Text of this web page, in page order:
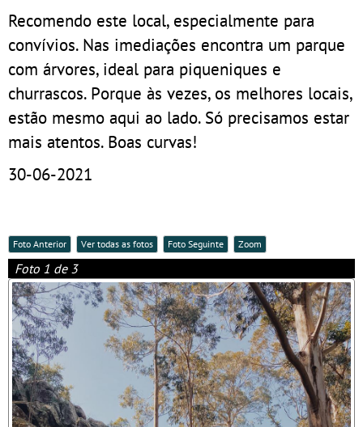
Recomendo este local, especialmente para
convívios. Nas imediações encontra um parque
com árvores, ideal para piqueniques e
churrascos. Porque às vezes, os melhores locais,
estão mesmo aqui ao lado. Só precisamos estar
mais atentos. Boas curvas!
30-06-2021
Foto Anterior Ver todas as fotos Foto Seguinte Zoom
Foto 1 de 3